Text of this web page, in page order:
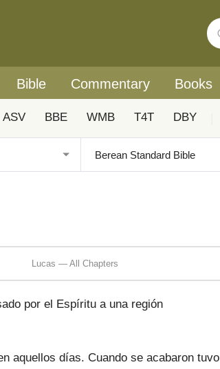
Bible Commentary Books
ASV BBE WMB T4T DBY
Lucas — All Chapters
por el Espíritu a una región
aquellos días. Cuando se acabaron tuvo